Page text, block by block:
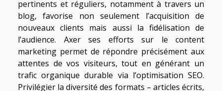
pertinents et réguliers, notamment à travers un
blog, favorise non seulement l’acquisition de
nouveaux clients mais aussi la fidélisation de
l’audience. Axer ses efforts sur le content
marketing permet de répondre précisément aux
attentes de vos visiteurs, tout en générant un
trafic organique durable via l’optimisation SEO.
Privilégier la diversité des formats – articles écrits,